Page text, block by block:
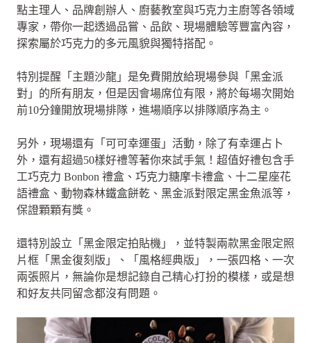
點主理人、品牌創辦人、廚藝教室與巧克力主廚等各領域
專家，帶你一起透過品嘗、品飲、現場體驗等豐富內容，
探索屬於巧克力的多元風貌與獨特搭配。
特別提醒「主題沙龍」是免費開放給現場參與「黑金派
對」的所有朋友，但是因會場席位有限，將於每場次開始
前10分鐘開放現場排隊，進場順序以排隊順序為主。
另外，現場還有「可可幸運蛋」活動，除了有幸運占卜
外，還有超過50樣好禮等著你來試手氣！超值好禮包含手
工巧克力 Bonbon 禮盒、巧克力糖摩卡禮盒、十二星座花
語禮盒、動物森林鐵盒餅乾、黑金派對限定黑金魚派等，
保證顆顆有獎。
還特別設立「黑金限定拍貼機」，並特製兩款黑金限定照
片框「黑金復刻版」、「風格經典版」，一張四格、一次
兩張照片，無論你是想記錄自己精心打扮的模樣，或是想
和好友共同留念都沒有問題。